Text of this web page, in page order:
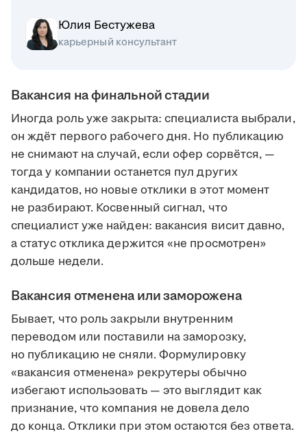
Юлия Бестужева
карьерный консультант
Вакансия на финальной стадии
Иногда роль уже закрыта: специалиста выбрали,
он ждёт первого рабочего дня. Но публикацию
не снимают на случай, если офер сорвётся, —
тогда у компании останется пул других
кандидатов, но новые отклики в этот момент
не разбирают. Косвенный сигнал, что
специалист уже найден: вакансия висит давно,
а статус отклика держится «не просмотрен»
дольше недели.
Вакансия отменена или заморожена
Бывает, что роль закрыли внутренним
переводом или поставили на заморозку,
но публикацию не сняли. Формулировку
«вакансия отменена» рекрутеры обычно
избегают использовать — это выглядит как
признание, что компания не довела дело
до конца. Отклики при этом остаются без ответа.